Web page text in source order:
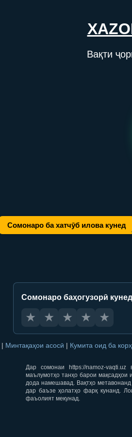
Вақти
Сомонаро ба хатчӯб илова кунед
Сомонаро баҳогузорӣ кунед
★ ★ ★ ★ ★
| Минтақаҳои асосӣ | Кумита оид ба
Дар сомонаи https://namoz-
маълумотҳо танҳо барои мақсадҳои
дода намешавад. Вақтҳо метавонанд
дар баъзе ҳолатҳо фарқ кунанд.
фаъолият мекунад.